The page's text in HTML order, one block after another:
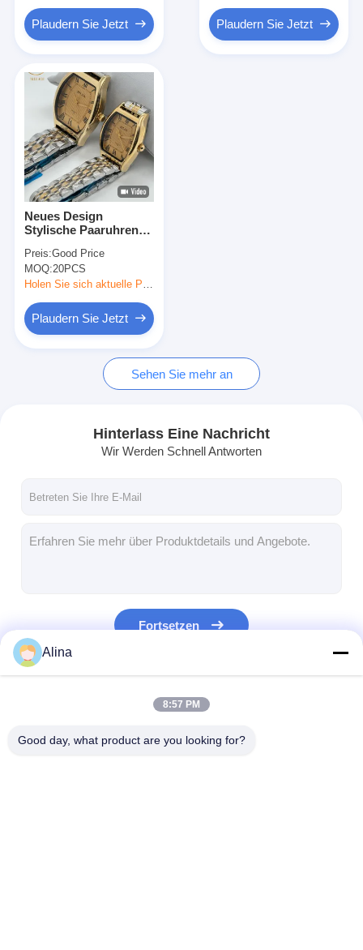
Fälle
Quarz-Armbanduhr
Lederbandquarzuhr
Uhren aus Edelstahl
Silikonbanduhr
Lady Quarzuhr
Männerquarzuhren
Digitale Sportuhren
Kinder Armbanduhr
Plaudern Sie Jetzt Plaudern Sie Jetzt
Neues Design
Stylische Paaruhren
spezieller Funktion
Preis:Good Price
MOQ:20PCS
Holen Sie sich aktuelle Preis
Plaudern Sie Jetzt
Sehen Sie mehr an
Hinterlass Eine Nachricht
Wir Werden Schnell Antworten
Fortsetzen
Alina
8:57 PM
Good day, what product are you looking for?